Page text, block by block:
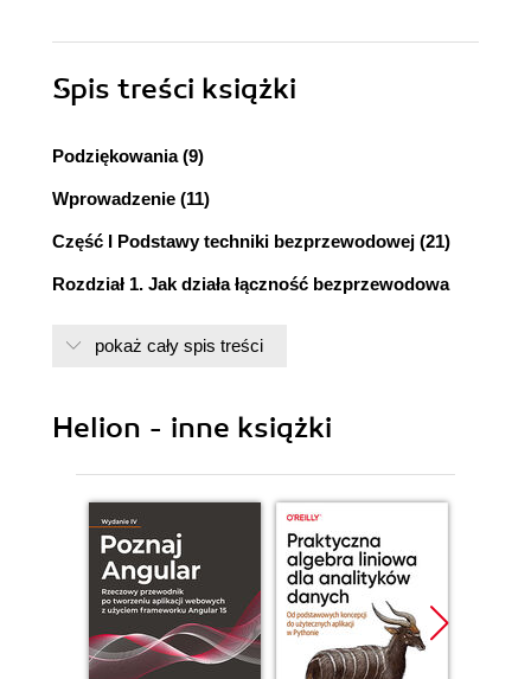
Spis treści książki
Podziękowania (9)
Wprowadzenie (11)
Część I Podstawy techniki bezprzewodowej (21)
Rozdział 1. Jak działa łączność bezprzewodowa
Rozdział 2. Standardy sieci bezprzewodowych (27)
(31)
802.11g: szybszy i kompatybilny (33)
Rozdział 3. Urządzenia bezprzewodowe (37)
Punkty dostępowe (38)
Bezprzewodowe karty sieciowe (41)
pokaż cały spis treści
Helion - inne książki